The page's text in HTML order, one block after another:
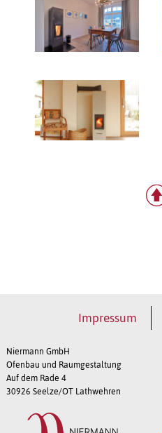
Impressum
Niermann GmbH
Ofenbau und Raumgestaltung
Auf dem Rade 4
30926 Seelze/OT Lathwehren